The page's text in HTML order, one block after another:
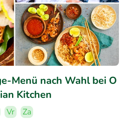
Menü nach Wahl bei O
Kitchen
Vr
Za